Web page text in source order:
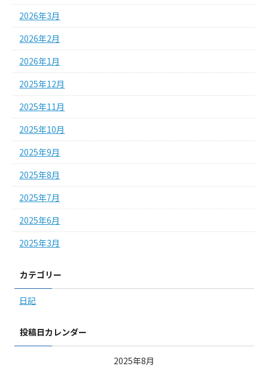
2026年3月
2026年2月
2026年1月
2025年12月
2025年11月
2025年10月
2025年9月
2025年8月
2025年7月
2025年6月
2025年3月
カテゴリー
日記
投稿日カレンダー
2025年8月